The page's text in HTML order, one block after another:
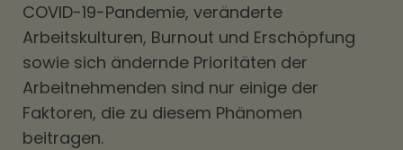
COVID-19-Pandemie, veränderte
Arbeitskulturen, Burnout und Erschöpfung
sowie sich ändernde Prioritäten der
Arbeitnehmenden sind nur einige der
Faktoren, die zu diesem Phänomen
beitragen.